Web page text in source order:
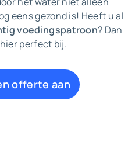
eens gezond is! Heeft u al
voedingspatroon? Dan
perfect bij.
offerte aan